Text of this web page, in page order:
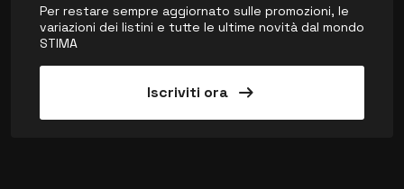
Per restare sempre aggiornato sulle promozioni, le
variazioni dei listini e tutte le ultime novità dal mondo
STIMA
Iscriviti ora arrow_right_alt